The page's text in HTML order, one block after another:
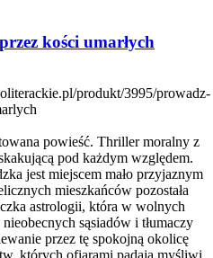
kości umarłych
produkt/3995/prowadz-
powieść. Thriller moralny z
pod każdym względem.
jest miejscem mało przyjaznym
mieszkańców pozostała
astrologii, która w wolnych
sąsiadów i tłumaczy
przez tę spokojną okolicę
których ofiarami padają myśliwi.